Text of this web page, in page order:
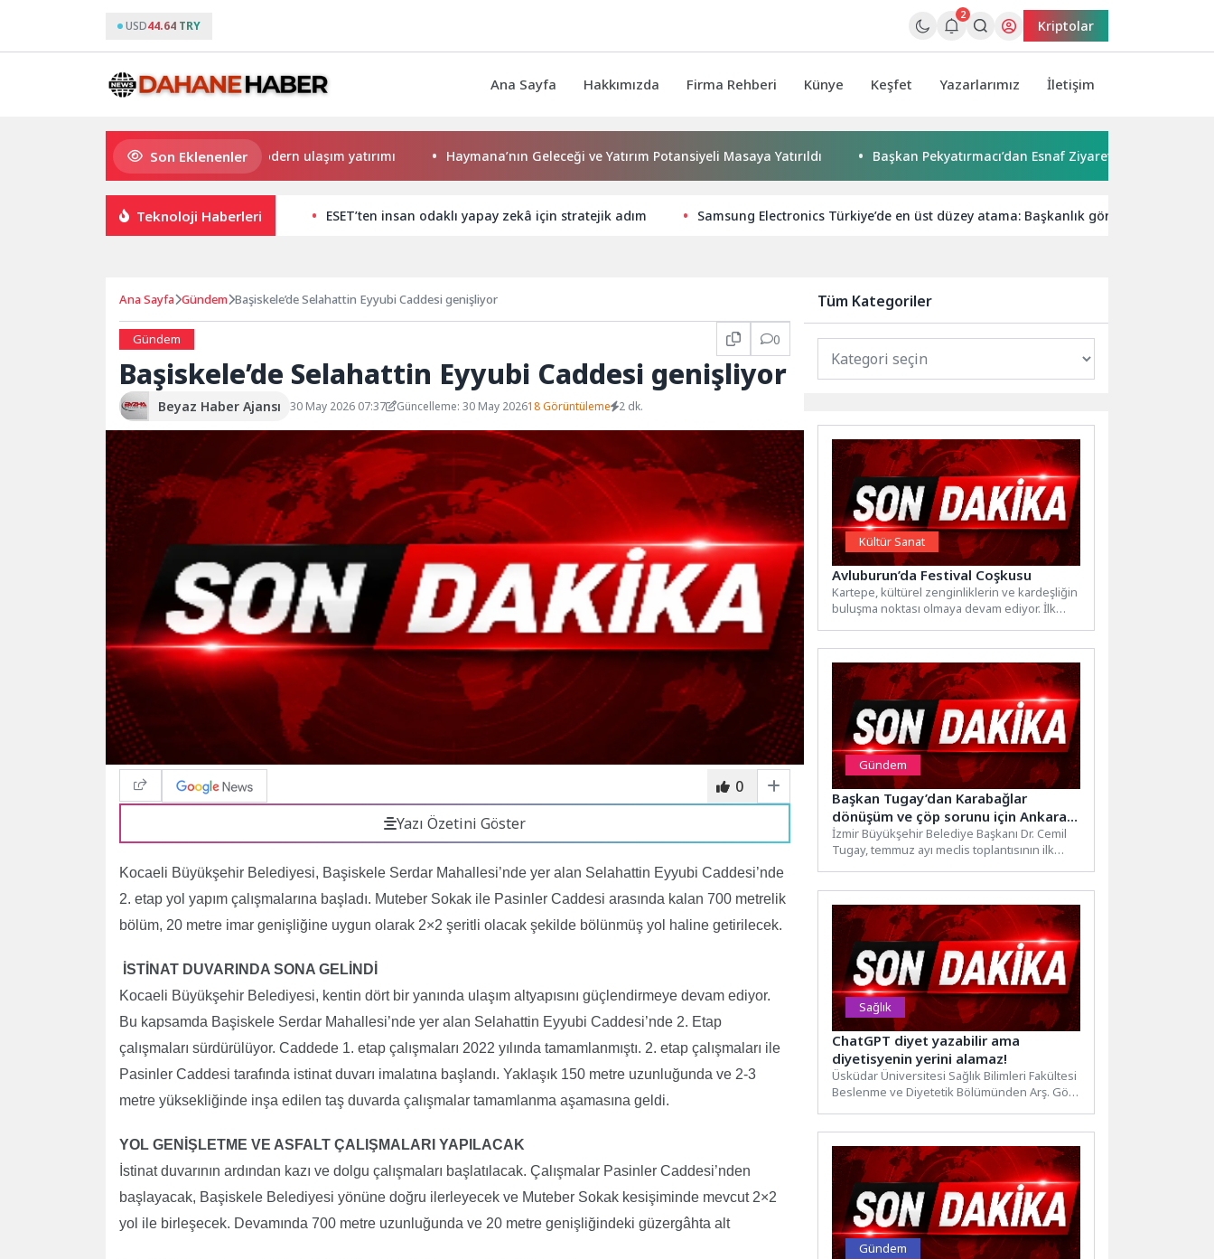
USD44.64 TRY
2
Kriptolar
Ana Sayfa Hakkımızda Firma Rehberi Künye Keşfet Yazarlarımız İletişim
Son Eklenenler
Büyükşehir’den Darıca’ya modern ulaşım yatırımı Haymana’nın Geleceği ve Yatırım Potansiyeli Masaya Yatırıldı Başkan Pekyatırmacı’dan Esnaf Ziyareti
Teknoloji Haberleri ESET’ten insan odaklı yapay zekâ için stratejik adım Samsung Electronics Türkiye’de en üst düzey atama: Başkanlık görevine Billy Kim
Ana Sayfa Gündem Başiskele’de Selahattin Eyyubi Caddesi genişliyor
Gündem 0
Başiskele’de Selahattin Eyyubi Caddesi genişliyor
Beyaz Haber Ajansı 30 May 2026 07:37 Güncelleme: 30 May 202618 Görüntüleme 2 dk.
0
Yazı Özetini Göster
Kocaeli Büyükşehir Belediyesi, Başiskele Serdar Mahallesi’nde yer alan Selahattin Eyyubi Caddesi’nde
2. etap yol yapım çalışmalarına başladı. Muteber Sokak ile Pasinler Caddesi arasında kalan 700 metrelik
bölüm, 20 metre imar genişliğine uygun olarak 2×2 şeritli olacak şekilde bölünmüş yol haline getirilecek.
İSTİNAT DUVARINDA SONA GELİNDİ
Kocaeli Büyükşehir Belediyesi, kentin dört bir yanında ulaşım altyapısını güçlendirmeye devam ediyor.
Bu kapsamda Başiskele Serdar Mahallesi’nde yer alan Selahattin Eyyubi Caddesi’nde 2. Etap
çalışmaları sürdürülüyor. Caddede 1. etap çalışmaları 2022 yılında tamamlanmıştı. 2. etap çalışmaları ile
Pasinler Caddesi tarafında istinat duvarı imalatına başlandı. Yaklaşık 150 metre uzunluğunda ve 2-3
metre yüksekliğinde inşa edilen taş duvarda çalışmalar tamamlanma aşamasına geldi.
YOL GENİŞLETME VE ASFALT ÇALIŞMALARI YAPILACAK
İstinat duvarının ardından kazı ve dolgu çalışmaları başlatılacak. Çalışmalar Pasinler Caddesi’nden
başlayacak, Başiskele Belediyesi yönüne doğru ilerleyecek ve Muteber Sokak kesişiminde mevcut 2×2
yol ile birleşecek. Devamında 700 metre uzunluğunda ve 20 metre genişliğindeki güzergâhta alt
Tüm Kategoriler
Kültür Sanat
Avluburun’da Festival Coşkusu
Kartepe, kültürel zenginliklerin ve kardeşliğin
buluşma noktası olmaya devam ediyor. İlk
Gündem
Başkan Tugay’dan Karabağlar
dönüşüm ve çöp sorunu için Ankara
çağrısı
İzmir Büyükşehir Belediye Başkanı Dr. Cemil
Tugay, temmuz ayı meclis toplantısının ilk
Sağlık
ChatGPT diyet yazabilir ama
diyetisyenin yerini alamaz!
Üsküdar Üniversitesi Sağlık Bilimleri Fakültesi
Beslenme ve Diyetetik Bölümünden Arş. Gör.
Gündem